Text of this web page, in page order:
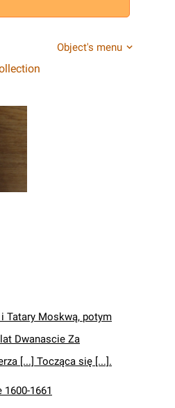
Object's menu
Tatary Moskwą, potym
Dwanascie Za
[...] Tocząca się [...].
1661